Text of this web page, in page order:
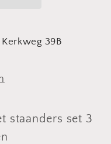
Kerkweg 39B
staanders set 3